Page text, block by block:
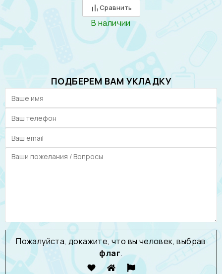
Сравнить
В наличии
ПОДБЕРЕМ ВАМ УКЛАДКУ
Пожалуйста, докажите, что вы человек, выбрав
флаг.